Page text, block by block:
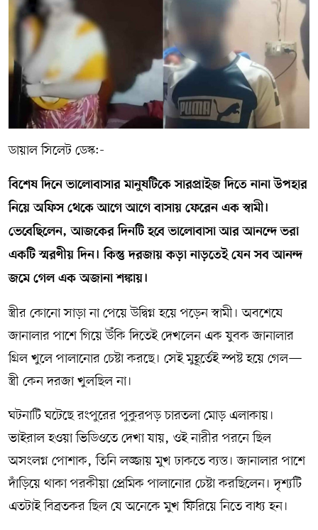
ডায়াল সিলেট ডেস্ক:-
বিশেষ দিনে ভালোবাসার মানুষটিকে সারপ্রাইজ দিতে নানা উপহার
নিয়ে অফিস থেকে আগে আগে বাসায় ফেরেন এক স্বামী।
ভেবেছিলেন, আজকের দিনটি হবে ভালোবাসা আর আনন্দে ভরা
একটি স্মরণীয় দিন। কিন্তু দরজায় কড়া নাড়তেই যেন সব আনন্দ
জমে গেল এক অজানা শঙ্কায়।
স্ত্রীর কোনো সাড়া না পেয়ে উদ্বিগ্ন হয়ে পড়েন স্বামী। অবশেষে
জানালার পাশে গিয়ে উঁকি দিতেই দেখলেন এক যুবক জানালার
গ্রিল খুলে পালানোর চেষ্টা করছে। সেই মুহূর্তেই স্পষ্ট হয়ে গেল—
স্ত্রী কেন দরজা খুলছিল না।
ঘটনাটি ঘটেছে রংপুরের পুকুরপড় চারতলা মোড় এলাকায়।
ভাইরাল হওয়া ভিডিওতে দেখা যায়, ওই নারীর পরনে ছিল
অসংলগ্ন পোশাক, তিনি লজ্জায় মুখ ঢাকতে ব্যস্ত। জানালার পাশে
দাঁড়িয়ে থাকা পরকীয়া প্রেমিক পালানোর চেষ্টা করছিলেন। দৃশ্যটি
এতটাই বিব্রতকর ছিল যে অনেকে মুখ ফিরিয়ে নিতে বাধ্য হন।
সম্পাদকীয় কলাম
ABOUT US
DIAL SYLHET